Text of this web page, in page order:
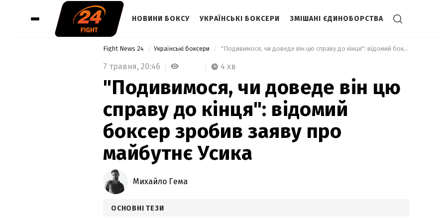
НОВИНИ БОКСУ УКРАЇНСЬКІ БОКСЕРИ ЗМІШАНІ ЄДИНОБОРСТВА
Fight News 24 Українські боксери "Подивимося, чи доведе він цю справу до кінця": відомий боксер зробив заяву про майбутнє Усика
7 травня, 20:46 4 хв
"Подивимося, чи доведе він цю
справу до кінця": відомий
боксер зробив заяву про
майбутнє Усика
Михайло Гема
ОСНОВНІ ТЕЗИ